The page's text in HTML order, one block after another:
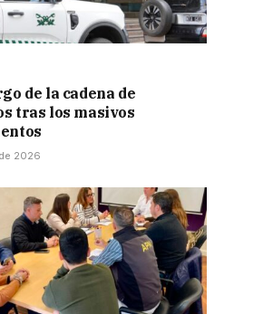
de la cadena de
tras los masivos
2026